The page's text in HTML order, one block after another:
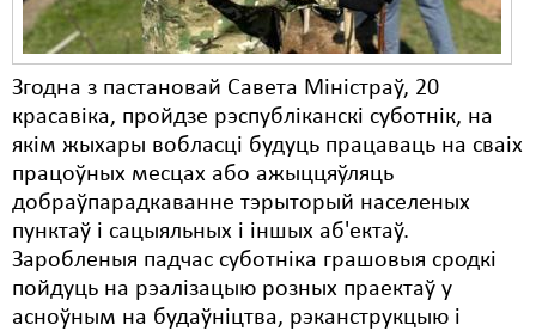
Згодна з пастановай Савета Міністраў, 20
красавіка, пройдзе рэспубліканскі суботнік, на
якім жыхары вобласці будуць працаваць на сваіх
працоўных месцах або ажыццяўляць
добраўпарадкаванне тэрыторый населеных
пунктаў і сацыяльных і іншых аб'ектаў.
Заробленыя падчас суботніка грашовыя сродкі
пойдуць на рэалізацыю розных праектаў у
асноўным на будаўніцтва, рэканструкцыю і